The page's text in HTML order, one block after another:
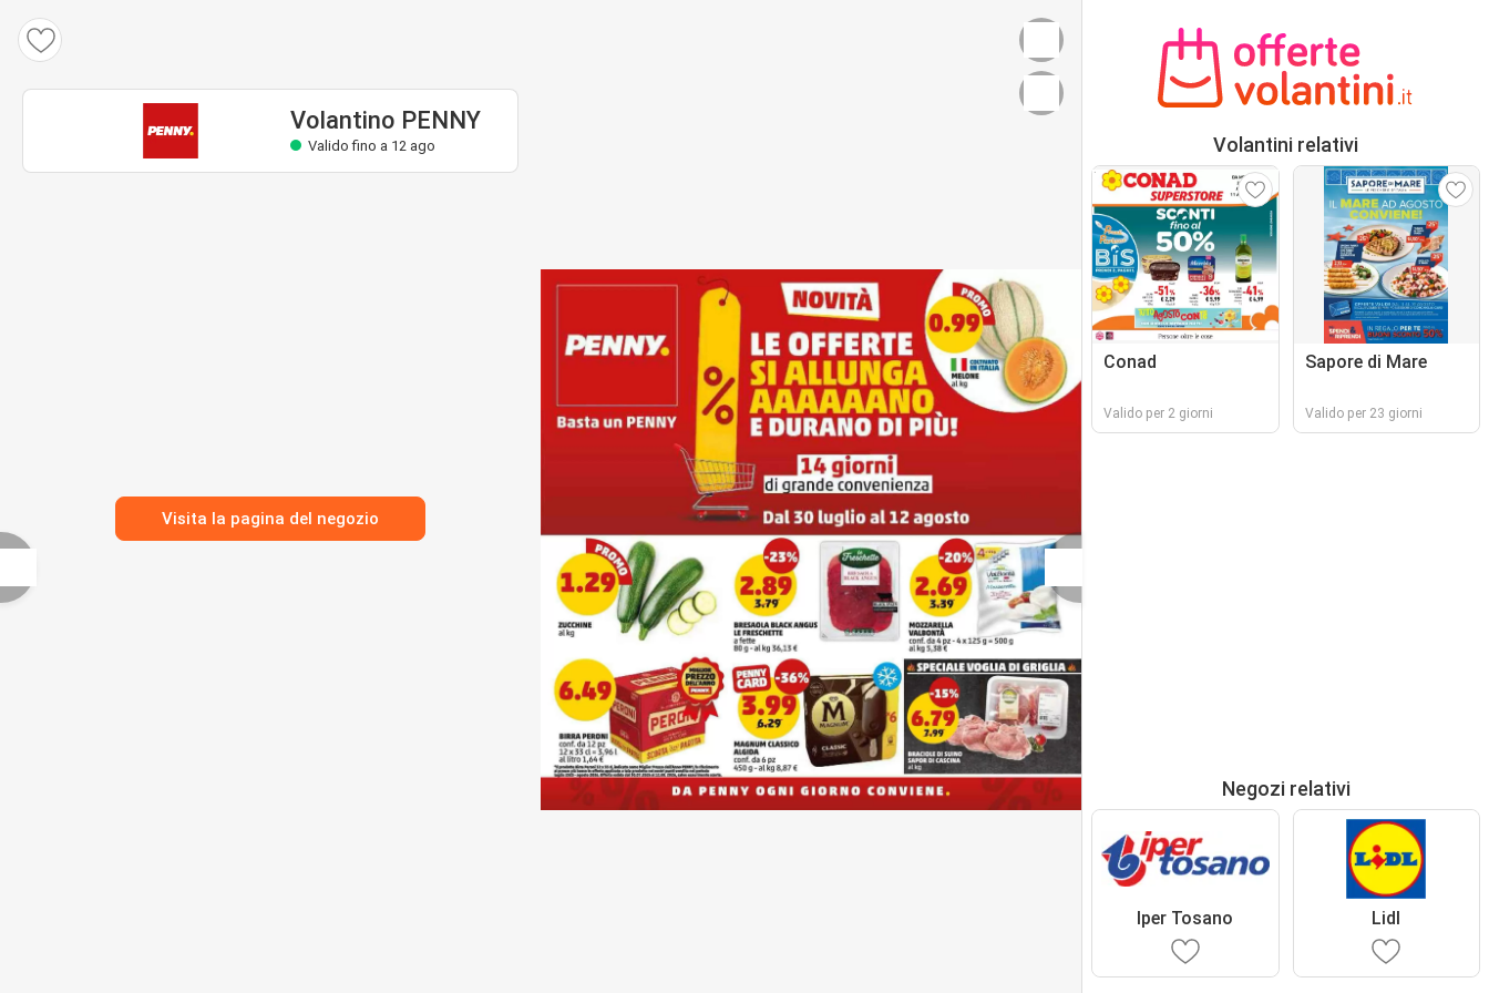
Volantino PENNY
Valido fino a 12 ago
Visita la pagina del negozio
Volantini relativi
Conad
Valido per 2 giorni
Sapore di Mare
Valido per 23 giorni
Negozi relativi
Iper Tosano Lidl